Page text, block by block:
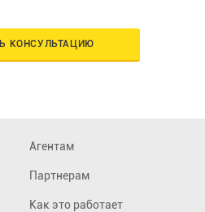
КОНСУЛЬТАЦИЮ
Агентам
Партнерам
Как это работает